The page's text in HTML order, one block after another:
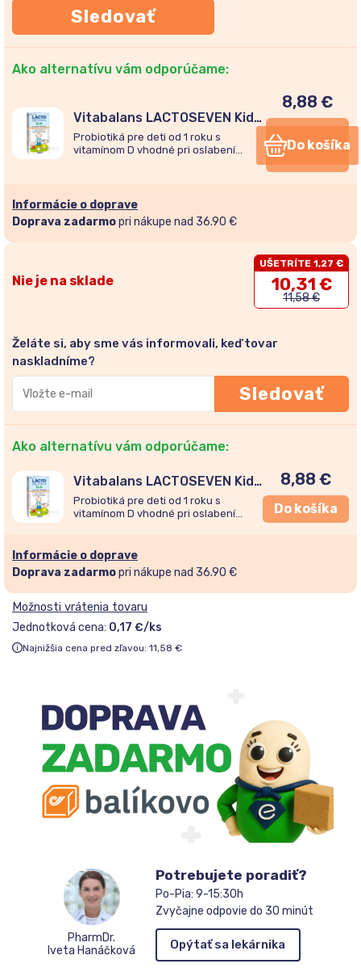
Sledovať
Ako alternatívu vám odporúčame:
Vitabalans LACTOSEVEN Kids
50 tabliet
Probiotiká pre deti od 1 roku s
vitamínom D vhodné pri oslabení
8,88 €
Do košíka
Informácie o doprave
Doprava zadarmopri nákupe nad 36.90 €
Nie je na sklade
UŠETRÍTE 1,27 €
10,31 €
11,58€
Želáte si, aby sme vás informovali, keď tovar
naskladníme?
e-
mailovú
a
pridajte
sa
zoznamu
čakateľov
Sledovať
Ako alternatívu vám odporúčame:
Vitabalans LACTOSEVEN Kids
50 tabliet
Probiotiká pre deti od 1 roku s
vitamínom D vhodné pri oslabení
8,88 €
Do košíka
Informácie o doprave
Doprava zadarmopri nákupe nad 36.90 €
Jednotková cena: 0,17 €/ks
Najnižšia cena pred zľavou: 11,58 €
Možnosti vrátenia tovaru
PharmDr.
Iveta Hanáčková
Potrebujete poradiť?
Po-Pia: 9-15:30h
Zvyčajne odpovie do 30 minút
Opýtať sa lekárnika